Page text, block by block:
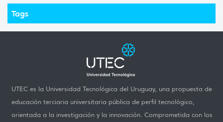
Tags
UTEC es la Universidad Tecnológica del Uruguay, una propuesta de
educación terciaria universitaria pública de perfil tecnológico,
orientada a la investigación y la innovación. Comprometida con los